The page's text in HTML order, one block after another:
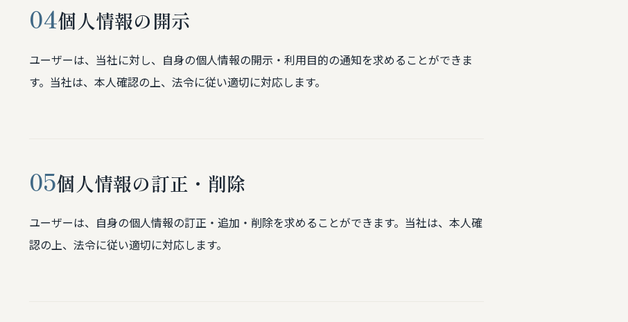
04個人情報の開示
ユーザーは、当社に対し、自身の個人情報の開示・利用目的の通知を求めることができま
す。当社は、本人確認の上、法令に従い適切に対応します。
05個人情報の訂正・削除
ユーザーは、自身の個人情報の訂正・追加・削除を求めることができます。当社は、本人確
認の上、法令に従い適切に対応します。